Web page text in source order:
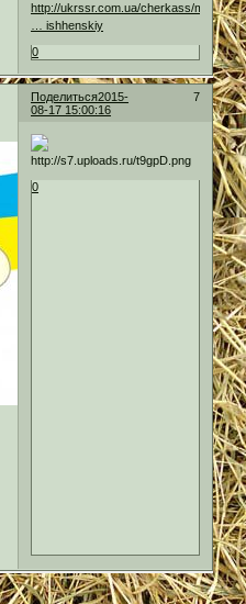
http://ukrssr.com.ua/cherkass/monastiri
… ishhenskiy
0
Поделиться 7
2015-
08-17 15:00:16
0